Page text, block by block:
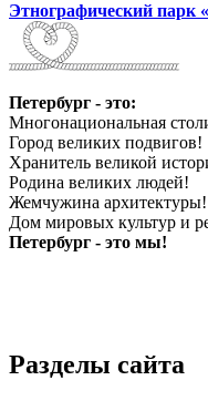
Этнографический
Петербург - это:
Многонациональная
Город великих подвигов!
Хранитель великой
Родина великих людей!
Жемчужина архитектуры!
Дом мировых культур и
Петербург - это мы!
Разделы сайта